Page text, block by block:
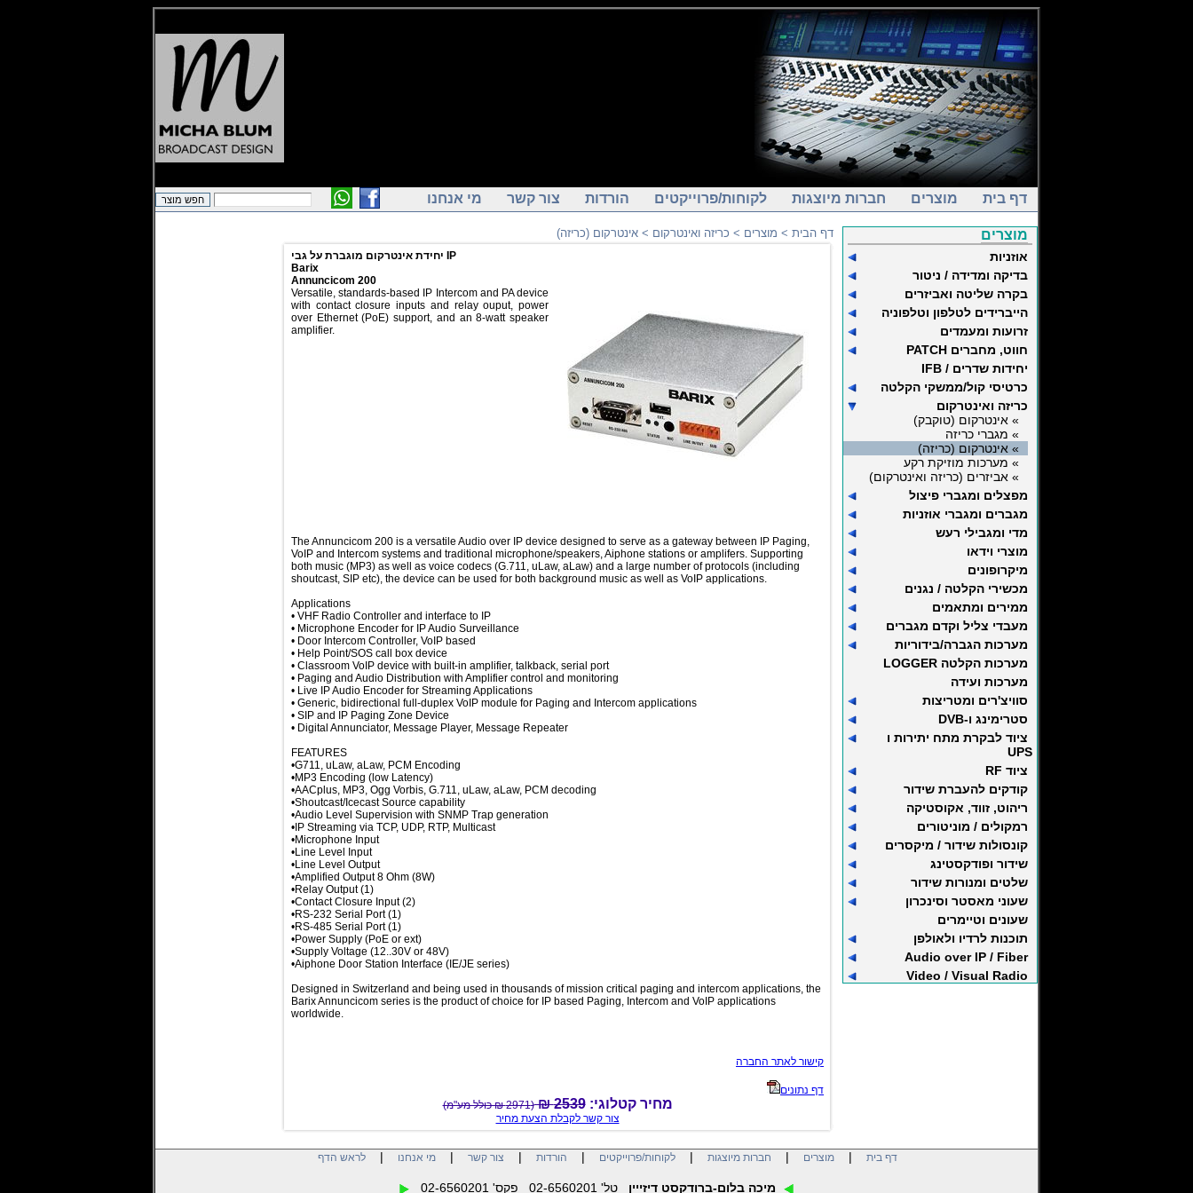
דף בית מוצרים חברות מיוצגות לקוחות/פרוייקטים הורדות צור קשר מי אנחנו
מוצרים
אוזניות
בדיקה ומדידה / ניטור
בקרה שליטה ואביזרים
הייברידים לטלפון וטלפוניה
זרועות ומעמדים
חווט, מחברים PATCH
יחידות שדרים / IFB
כרטיסי קול/ממשקי הקלטה
כריזה ואינטרקום
» אינטרקום (טוקבק)
» מגברי כריזה
» אינטרקום (כריזה)
» מערכות מוזיקת רקע
» אביזרים (כריזה ואינטרקום)
מפצלים ומגברי פיצול
מגברים ומגברי אוזניות
מדי ומגבילי רעש
מוצרי וידאו
מיקרופונים
מכשירי הקלטה / נגנים
ממירים ומתאמים
מעבדי צליל וקדם מגברים
מערכות הגברה/בידוריות
מערכות הקלטה LOGGER
מערכות ועידה
סוויצ'רים ומטריצות
סטרימינג ו-DVB
ציוד לבקרת מתח יתירות ו
UPS
ציוד RF
קודקים להעברת שידור
ריהוט, זווד, אקוסטיקה
רמקולים / מוניטורים
קונסולות שידור / מיקסרים
שידור ופודקסטינג
שלטים ומנורות שידור
שעוני מאסטר וסינכרון
שעונים וטיימרים
תוכנות לרדיו ולאולפן
Audio over IP / Fiber
Video / Visual Radio
דף הבית > מוצרים > כריזה ואינטרקום > אינטרקום (כריזה)
יחידת אינטרקום מוגברת על גבי IP
Barix
Annuncicom 200
Versatile, standards-based IP Intercom and PA device
with contact closure inputs and relay ouput, power
over Ethernet (PoE) support, and an 8-watt speaker
amplifier.
The Annuncicom 200 is a versatile Audio over IP device designed to serve as a gateway between IP Paging,
VoIP and Intercom systems and traditional microphone/speakers, Aiphone stations or amplifers. Supporting
both music (MP3) as well as voice codecs (G.711, uLaw, aLaw) and a large number of protocols (including
shoutcast, SIP etc), the device can be used for both background music as well as VoIP applications.
Applications
• VHF Radio Controller and interface to IP
• Microphone Encoder for IP Audio Surveillance
• Door Intercom Controller, VoIP based
• Help Point/SOS call box device
• Classroom VoIP device with built-in amplifier, talkback, serial port
• Paging and Audio Distribution with Amplifier control and monitoring
• Live IP Audio Encoder for Streaming Applications
• Generic, bidirectional full-duplex VoIP module for Paging and Intercom applications
• SIP and IP Paging Zone Device
• Digital Annunciator, Message Player, Message Repeater
FEATURES
•G711, uLaw, aLaw, PCM Encoding
•MP3 Encoding (low Latency)
•AACplus, MP3, Ogg Vorbis, G.711, uLaw, aLaw, PCM decoding
•Shoutcast/Icecast Source capability
•Audio Level Supervision with SNMP Trap generation
•IP Streaming via TCP, UDP, RTP, Multicast
•Microphone Input
•Line Level Input
•Line Level Output
•Amplified Output 8 Ohm (8W)
•Relay Output (1)
•Contact Closure Input (2)
•RS-232 Serial Port (1)
•RS-485 Serial Port (1)
•Power Supply (PoE or ext)
•Supply Voltage (12..30V or 48V)
•Aiphone Door Station Interface (IE/JE series)
Designed in Switzerland and being used in thousands of mission critical paging and intercom applications, the
Barix Annuncicom series is the product of choice for IP based Paging, Intercom and VoIP applications
worldwide.
קישור לאתר החברה
דף נתונים
מחיר קטלוגי:2539 ₪
(2971 ₪ כולל מע"מ)
צור קשר לקבלת הצעת מחיר
דף בית |מוצרים | חברות מיוצגות |לקוחות/פרוייקטים | הורדות | צור קשר |מי אנחנו |לראש הדף
מיכה בלום-ברודקסט דיזייין טל' 02-6560201 פקס' 02-6560201